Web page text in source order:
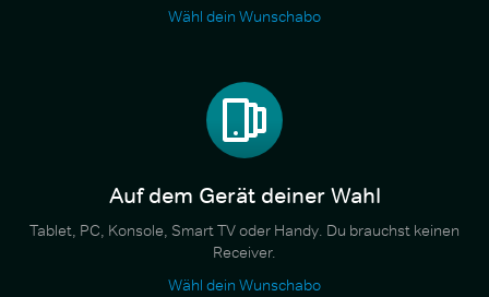
Wähl dein Wunschabo
Auf dem Gerät deiner Wahl
Tablet, PC, Konsole, Smart TV oder Handy. Du brauchst keinen
Receiver.
Wähl dein Wunschabo